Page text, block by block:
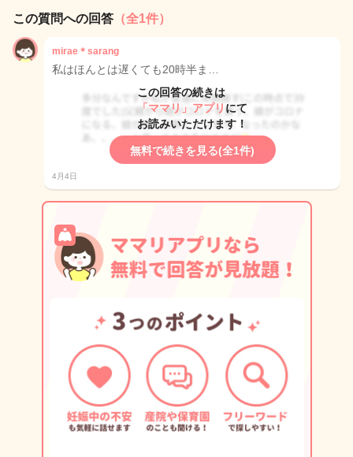
この質問への回答 （全1件）
mirae＊sarang
私はほんとは遅くても20時半ま…
この回答の続きは
「ママリ」アプリ にて
お読みいただけます！
無料で続きを見る(全1件)
4月4日